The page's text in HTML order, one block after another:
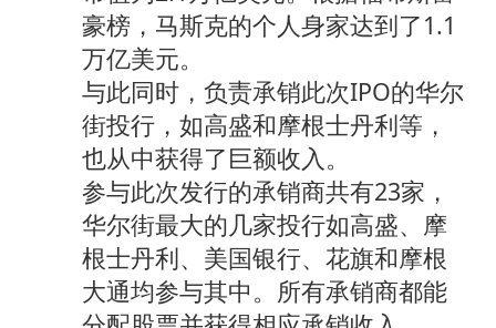
豪榜，马斯克的个人身家达到了1.1
万亿美元。
与此同时，负责承销此次IPO的华尔
街投行，如高盛和摩根士丹利等，
也从中获得了巨额收入。
参与此次发行的承销商共有23家，
华尔街最大的几家投行如高盛、摩
根士丹利、美国银行、花旗和摩根
大通均参与其中。所有承销商都能